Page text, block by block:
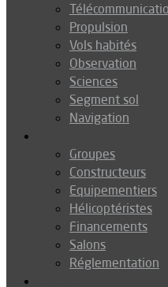
Propulsion
Vols habités
Observation
Sciences
Segment sol
Navigation
Groupes
Constructeurs
Equipementiers
Hélicoptéristes
Financements
Salons
Réglementation